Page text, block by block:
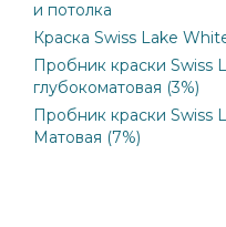
и потолка
Краска Swiss Lake
Пробник краски Swiss
глубокоматовая (3%)
Пробник краски Swiss
Матовая (7%)